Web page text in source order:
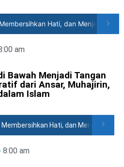
Hati, dan Menjemput
am
Bawah Menjadi Tangan
dari Ansar, Muhajirin,
Islam
Hati, dan Menjemput
8:00 am